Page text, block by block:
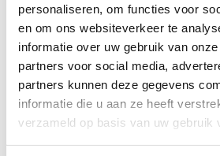
personaliseren, om functies voor
en om ons websiteverkeer te
informatie over uw gebruik van
partners voor social media,
partners kunnen deze gegevens
informatie die u aan ze heeft
verzameld op basis van uw gebruik
Promotie
Op dewebsitevan Sport
steeds de actuele
offroadfietsroutes.
Sport Vlaanderen kan,